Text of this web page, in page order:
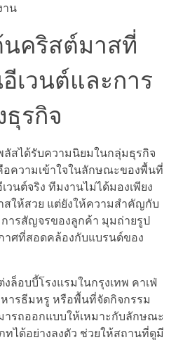
าน
คริสต์มาสที่
เวนต์และการ
ธุรกิจ
สได้รับความนิยมในกลุ่มธุรกิจ
อความเข้าใจในลักษณะของพื้นที่
วนต์จริง ทีมงานไม่ได้มองเพียง
ให้สวย แต่ยังให้ความสำคัญกับ
ารสัญจรของลูกค้า มุมถ่ายรูป
าศที่สอดคล้องกับแบรนด์ของ
ล็อบบี้โรงแรมในกรุงเทพ คาเฟ่
ารธีมหรู หรือพื้นที่จัดกิจกรรม
ารถออกแบบให้เหมาะกับลักษณะ
ทได้อย่างลงตัว ช่วยให้สถานที่ดูมี